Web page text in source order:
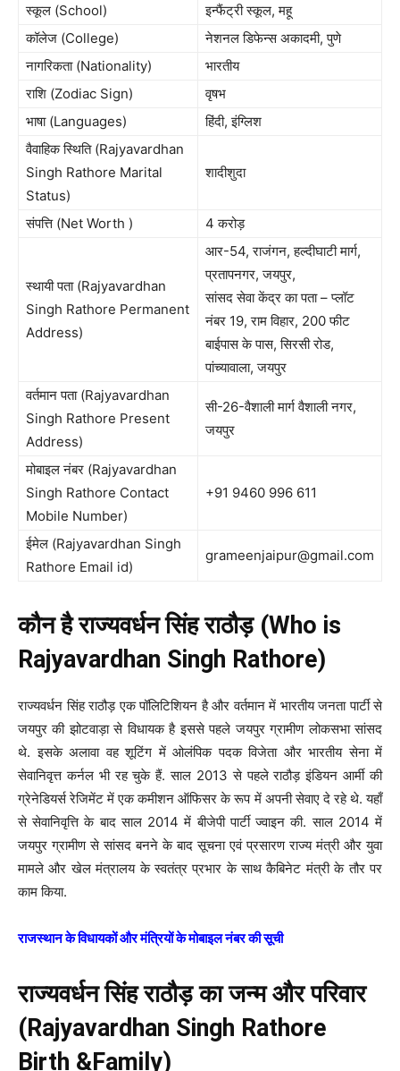
स्कूल (School)
इन्फैंट्री स्कूल, महू
कॉलेज (College)
नेशनल डिफेन्स अकादमी, पुणे
नागरिकता (Nationality)
भारतीय
राशि (Zodiac Sign)
वृषभ
भाषा (Languages)
हिंदी, इंग्लिश
वैवाहिक स्थिति (Rajyavardhan
Singh Rathore Marital
Status)
शादीशुदा
संपत्ति (Net Worth ) 4 करोड़
स्थायी पता (Rajyavardhan
Singh Rathore Permanent
Address)
आर-54, राजंगन, हल्दीघाटी मार्ग,
प्रतापनगर, जयपुर,
सांसद सेवा केंद्र का पता – प्लॉट
नंबर 19, राम विहार, 200 फीट
बाईपास के पास, सिरसी रोड,
पांच्यावाला, जयपुर
वर्तमान पता (Rajyavardhan
Singh Rathore Present
Address)
सी-26-वैशाली मार्ग वैशाली नगर,
जयपुर
मोबाइल नंबर (Rajyavardhan
Singh Rathore Contact
Mobile Number)
+91 9460 996 611
ईमेल (Rajyavardhan Singh
Rathore Email id)
grameenjaipur@gmail.com
कौन है राज्यवर्धन सिंह राठौड़ (Who is
Rajyavardhan Singh Rathore)
राज्यवर्धन सिंह राठौड़ एक पॉलिटिशियन है और वर्तमान में भारतीय जनता पार्टी से
जयपुर की झोटवाड़ा से विधायक है इससे पहले जयपुर ग्रामीण लोकसभा सांसद
थे. इसके अलावा वह शूटिंग में ओलंपिक पदक विजेता और भारतीय सेना में
सेवानिवृत्त कर्नल भी रह चुके हैं. साल 2013 से पहले राठौड़ इंडियन आर्मी की
ग्रेनेडियर्स रेजिमेंट में एक कमीशन ऑफिसर के रूप में अपनी सेवाए दे रहे थे. यहाँ
से सेवानिवृत्ति के बाद साल 2014 में बीजेपी पार्टी ज्वाइन की. साल 2014 में
जयपुर ग्रामीण से सांसद बनने के बाद सूचना एवं प्रसारण राज्य मंत्री और युवा
मामले और खेल मंत्रालय के स्वतंत्र प्रभार के साथ कैबिनेट मंत्री के तौर पर
काम किया.
राजस्थान के विधायकों और मंत्रियों के मोबाइल नंबर की सूची
राज्यवर्धन सिंह राठौड़ का जन्म और परिवार
(Rajyavardhan Singh Rathore
Birth &Family)